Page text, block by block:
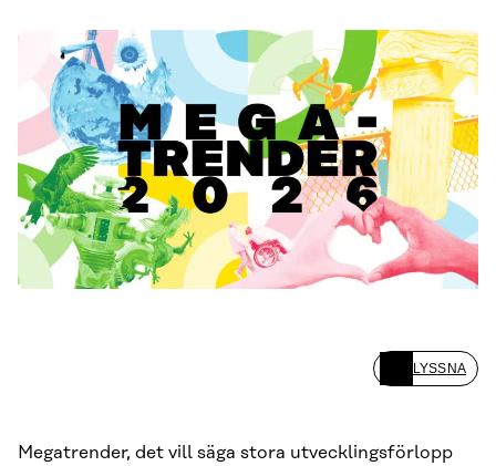
LYSSNA
Megatrender, det vill säga stora utvecklingsförlopp